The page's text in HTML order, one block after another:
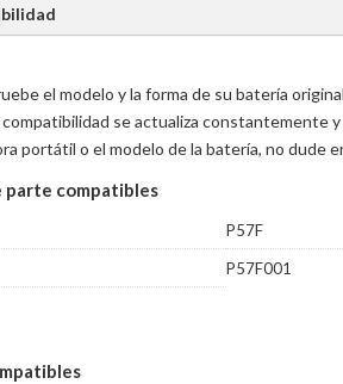
el modelo y la forma de su batería
se actualiza constantemente
portátil o el modelo de la batería, no
parte compatibles
P57F
P57F001